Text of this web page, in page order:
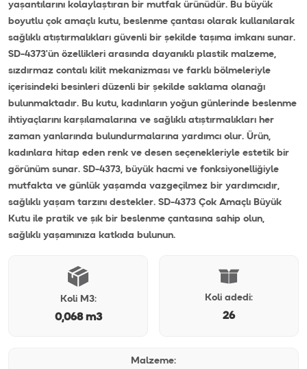
yaşantılarını kolaylaştıran bir mutfak ürünüdür. Bu büyük
boyutlu çok amaçlı kutu, beslenme çantası olarak kullanılarak
sağlıklı atıştırmalıkları güvenli bir şekilde taşıma imkanı sunar.
SD-4373'ün özellikleri arasında dayanıklı plastik malzeme,
sızdırmaz contalı kilit mekanizması ve farklı bölmeleriyle
içerisindeki besinleri düzenli bir şekilde saklama olanağı
bulunmaktadır. Bu kutu, kadınların yoğun günlerinde beslenme
ihtiyaçlarını karşılamalarına ve sağlıklı atıştırmalıkları her
zaman yanlarında bulundurmalarına yardımcı olur. Ürün,
kadınlara hitap eden renk ve desen seçenekleriyle estetik bir
görünüm sunar. SD-4373, büyük hacmi ve fonksiyonelliğiyle
mutfakta ve günlük yaşamda vazgeçilmez bir yardımcıdır,
sağlıklı yaşam tarzını destekler. SD-4373 Çok Amaçlı Büyük
Kutu ile pratik ve şık bir beslenme çantasına sahip olun,
sağlıklı yaşamınıza katkıda bulunun.
Koli M3:
0,068 m3
Koli adedi:
26
Malzeme: